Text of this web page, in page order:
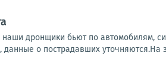
дронщики бьют по автомобилям,
данные о пострадавших уточняются.На